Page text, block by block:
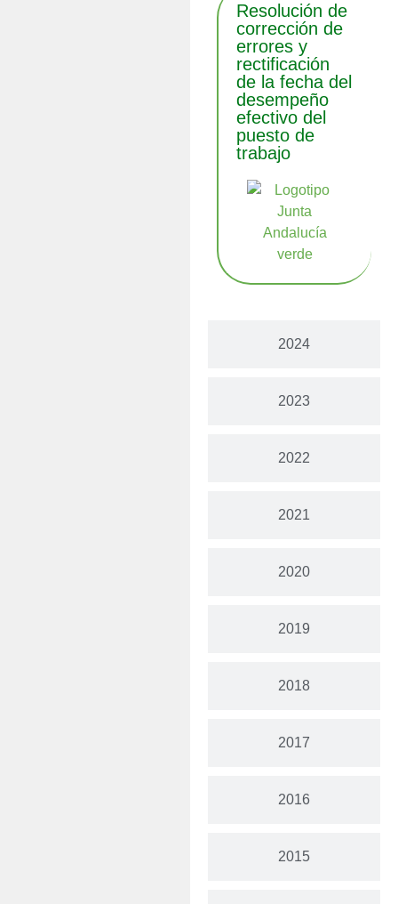
2024
2023
2022
2021
2020
2019
2018
2017
2016
2015
Resolución de
corrección de
errores y
rectificación
de la fecha del
desempeño
efectivo del
puesto de
trabajo